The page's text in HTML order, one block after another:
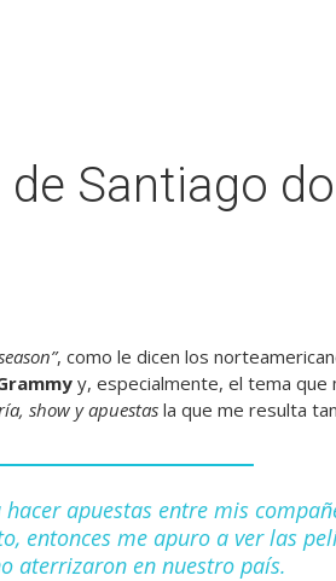
Santiago
, como le dicen los
y, especialmente, el tema que
show y apuestasla que me resulta
apuestas entre mis
entonces me apuro a ver las
aterrizaron en nuestro país.